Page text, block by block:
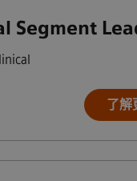
Segment
了解